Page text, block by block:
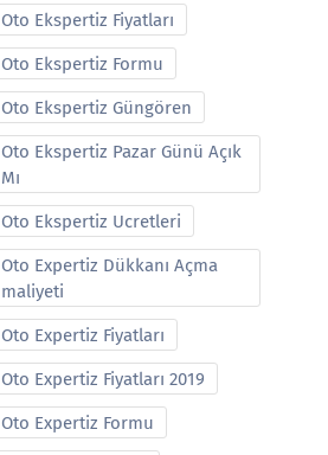
Oto Ekspertiz Fiyatları
Oto Ekspertiz Formu
Oto Ekspertiz Güngören
Oto Ekspertiz Pazar Günü Açık
Mı
Oto Ekspertiz Ucretleri
Oto Expertiz Dükkanı Açma
maliyeti
Oto Expertiz Fiyatları
Oto Expertiz Fiyatları 2019
Oto Expertiz Formu